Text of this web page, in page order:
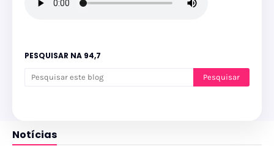
PESQUISAR NA 94,7
Notícias